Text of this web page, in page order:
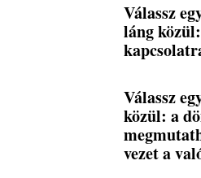
Válassz
láng
Válassz
közül: a
vezet a